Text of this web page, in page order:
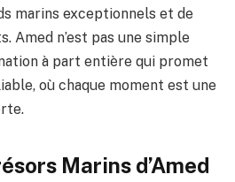
marins exceptionnels et de
Amed n’est pas une simple
à part entière qui promet
où chaque moment est une
Marins d’Amed